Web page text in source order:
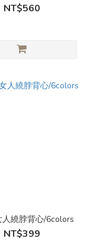
NT$560
人繞脖背心/6colors
NT$399